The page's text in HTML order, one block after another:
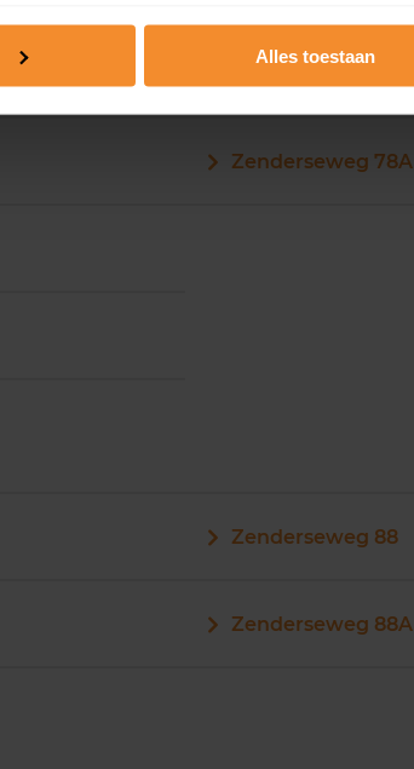
Alles toestaan
Zenderseweg 78A
Zenderseweg 88
Zenderseweg 88A